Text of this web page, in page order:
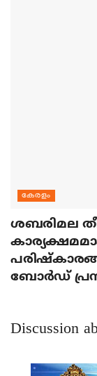
കേരളം
ശബരിമല
ബോര്‍ഡ്
Discussion